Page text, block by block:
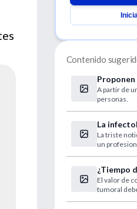
Contenido
medir la
A partir de
personas.
La
de duelo
La triste
un
¿Tiempo
un
El valor de
tumoral